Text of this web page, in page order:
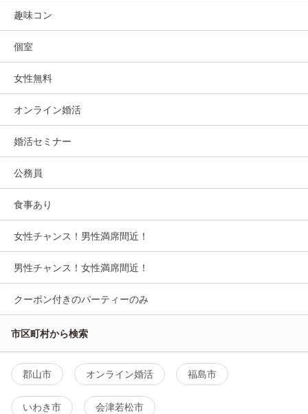
趣味コン
個室
女性無料
オンライン婚活
婚活セミナー
公務員
食事あり
女性チャンス！男性満席間近！
男性チャンス！女性満席間近！
クーポン付きのパーティーのみ
市区町村から検索
郡山市 オンライン婚活 福島市
いわき市 会津若松市